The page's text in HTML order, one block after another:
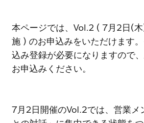
本ページでは、Vol.2 ( 7月2日(
施 ) のお申込みをいただけます
込み登録が必要になりますので
お申込みください。
7月2日開催のVol.2では、営業メ